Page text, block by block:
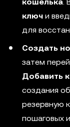
ключ и
для
Создать
затем
Добавить
создания
резервную
пошаговых